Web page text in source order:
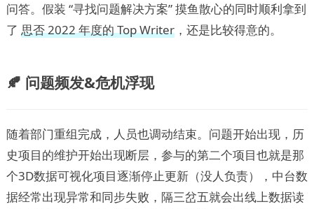
问答。假装 “寻找问题解决方案” 摸鱼散心的同时顺利拿到
了 思否 2022 年度的 Top Writer，还是比较得意的。
🍂 问题频发&危机浮现
随着部门重组完成，人员也调动结束。问题开始出现，历
史项目的维护开始出现断层，参与的第二个项目也就是那
个3D数据可视化项目逐渐停止更新（没人负责），中台数
据经常出现异常和同步失败，隔三岔五就会出线上数据读